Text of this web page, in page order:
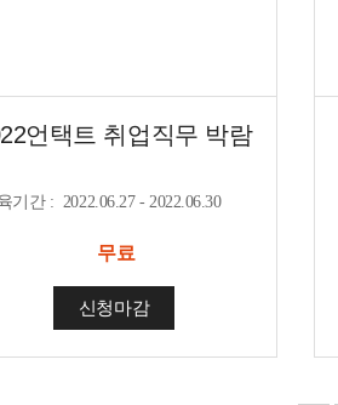
언택트 취업직무 박람
기간: 2022.06.27 - 2022.06.30
무료
신청마감